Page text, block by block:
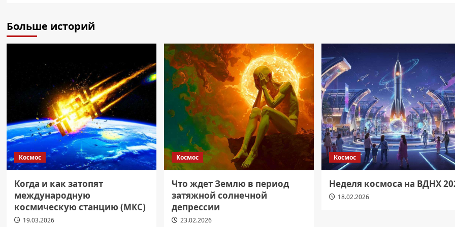
Больше историй
Космос
Когда и как затопят
международную
космическую станцию (МКС)
19.03.2026
Космос
Что ждет Землю в период
затяжной солнечной
депрессии
23.02.2026
Космос
Неделя космоса на ВДНХ
18.02.2026